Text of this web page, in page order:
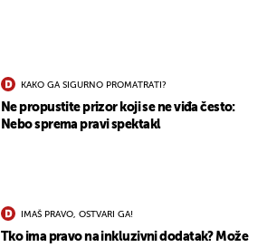
KAKO GA SIGURNO PROMATRATI?
Ne propustite prizor koji se ne viđa često:
Nebo sprema pravi spektakl
IMAŠ PRAVO, OSTVARI GA!
Tko ima pravo na inkluzivni dodatak? Može